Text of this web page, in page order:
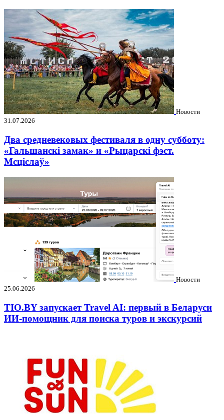
Новости
31.07.2026
Два средневековых фестиваля в одну субботу:
«Гальшанскі замак» и «Рыцарскі фэст.
Мсціслаў»
Новости
25.06.2026
TIO.BY запускает Travel AI: первый в Беларуси
ИИ-помощник для поиска туров и экскурсий